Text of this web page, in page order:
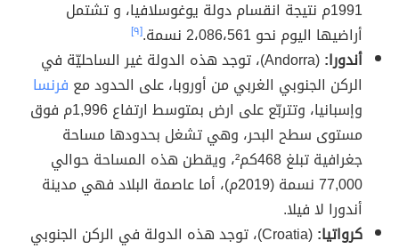
1991م نتيجة انقسام دولة يوغوسلافيا، و تشتمل
أراضيها اليوم نحو 2،086،561 نسمة.
[٩]
أندورا:
(Andorra)، توجد هذه الدولة غير الساحليّة في
الركن الجنوبي الغربي من أوروبا، على الحدود مع فرنسا
وإسبانيا، وتتربّع على ارض بمتوسط ارتفاع 1,996م فوق
مستوى سطح البحر، وهي تشغل بحدودها مساحة
جغرافية تبلغ 468كم²، ويقطن هذه المساحة حوالي
77,000 نسمة (2019م)، أما عاصمة البلاد فهي مدينة
أندورا لا فيلا.
كرواتيا:
(Croatia)، توجد هذه الدولة في الركن الجنوبي